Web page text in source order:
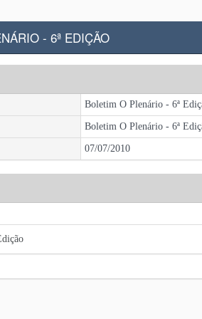
- 6ª EDIÇÃO
Boletim O Plenário - 6ª
Boletim O Plenário - 6ª
07/07/2010